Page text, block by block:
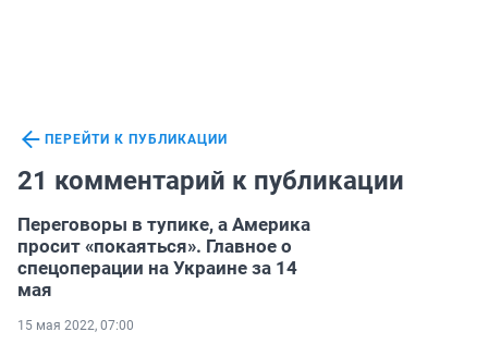
ПЕРЕЙТИ К ПУБЛИКАЦИИ
21 комментарий к публикации
Переговоры в тупике, а Америка
просит «покаяться». Главное о
спецоперации на Украине за 14
мая
15 мая 2022, 07:00